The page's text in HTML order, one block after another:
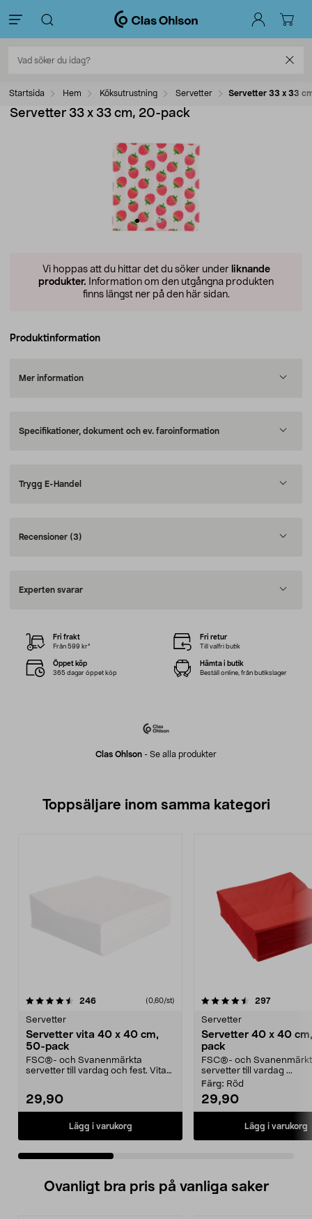
Startsida Hem Köksutrustning Servetter Servetter 33 x 33
Servetter 33 x 33 cm, 20-pack
Vi hoppas att du hittar det du söker under liknande
produkter. Information om den utgångna produkten
finns längst ner på den här sidan.
Produktinformation
Mer information
Specifikationer, dokument och ev. faroinformation
Trygg E-Handel
Recensioner (3)
Experten svarar
Clas Ohlson - Se alla produkter
Fri frakt
Från 599 kr*
Fri retur
Till valfri butik
Öppet köp
365 dagar öppet köp
Hämta i butik
Beställ online, från butikslager
Toppsäljare inom samma kategori
246recensioner (0,60/st)
Servetter
Servetter vita 40 x 40 cm,
50-pack
FSC®- och Svanenmärkta
servetter till vardag och fest. Vita
29,90
Lägg i varukorg
4.5 av 5 stjärnor 297
Servetter
Servetter 40 x 40
pack
FSC®- och
servetter till vardag ...
Färg: Röd
29,90
Lägg i varukorg
4.5 av 5 stjärnor
Ovanligt bra pris på vanliga saker